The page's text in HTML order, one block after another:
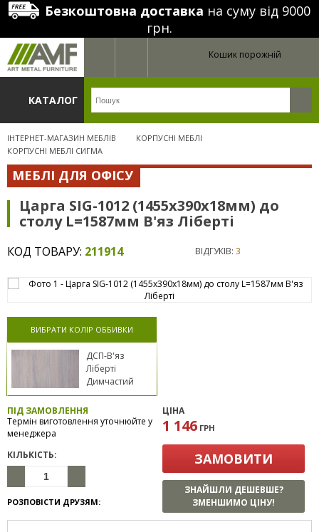
Безкоштовна доставка на суму від 9000
грн.
Кошик порожній
КАТАЛОГ
ІНТЕРНЕТ-МАГАЗИН МЕБЛІВ
КОРПУСНІ МЕБЛІ
КОРПУСНІ МЕБЛІ СИГМА
МЕБЛІ ДЛЯ ОФІСУ
Царга SIG-1012 (1455х390х18мм) до
столу L=1587мм В'яз Ліберті
КОД ТОВАРУ: 211914 ВІДГУКІВ: 3
ВИБРАТИ КОЛІР ОББИВКИ
ДСП-В'яз
Ліберті
Димчастий
ПІД ЗАМОВЛЕННЯ
Термін виготовлення уточнюйте у
менеджера
КІЛЬКІСТЬ:
РОЗПОВІСТИ ДРУЗЯМ:
ЦІНА
1 146 ГРН
ЗАМОВИТИ
ЗНАЙШЛИ ДЕШЕВШЕ?
ЗМЕНШИМО ЦІНУ!